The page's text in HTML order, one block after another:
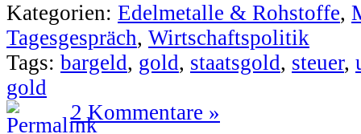
Kategorien: Edelmetalle & Rohstoffe,
Tagesgespräch, Wirtschaftspolitik
Tags: bargeld, gold, staatsgold, steuer,
gold
2 Kommentare »